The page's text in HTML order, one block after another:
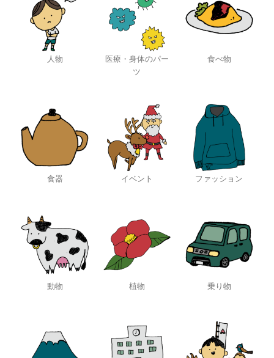
人物
医療・身体のパー
ツ
食べ物
食器 イベント ファッション
動物 植物 乗り物